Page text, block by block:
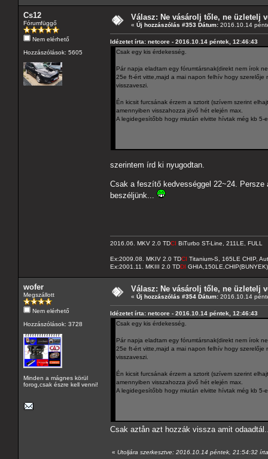
Cs12
Fórumfüggő
Nem elérhető
Hozzászólások: 5605
Válasz: Ne vásárolj tőle, ne üzletelj
« Új hozzászólás #353 Dátum: 2016.10.14
Idézetet írta: netcore - 2016.10.14 péntek, 12:46:43
Csak egy kis érdekesség.
Pár napja eladtam egy fórumtársnak(direkt nem írok
25e ft-ért vitte,majd a mai napon felhív hogy
visszaveszi.
Én kicsit furcsának érzem a sztorit (szívem szerint
amennyiben visszahozza jövő hét elején max.
A legidegesítőbb hogy miután elvitte hívtak még kb 5-
szerintem írd ki nyugodtan.
Csak a feszítő kedvességgel 22~24.
beszéljünk...
2016.06. MKV 2.0 TDCI BiTurbo ST-Line, 211LE, FULL
Ex:2009.08. MKIV 2.0 TDCI Titanium-S, 165LE CHIP,
Ex:2001.11. MKIII 2.0 TDDI
wofer
Megszállott
Nem elérhető
Hozzászólások: 3728
Minden a mágnes körül
forog,csak észre kell venni!
Válasz: Ne vásárolj tőle, ne üzletelj
« Új hozzászólás #354 Dátum: 2016.10.14
Idézetet írta: netcore - 2016.10.14 péntek, 12:46:43
Csak egy kis érdekesség.
Pár napja eladtam egy fórumtársnak(direkt nem írok
25e ft-ért vitte,majd a mai napon felhív hogy
visszaveszi.
Én kicsit furcsának érzem a sztorit (szívem szerint
amennyiben visszahozza jövő hét elején max.
A legidegesítőbb hogy miután elvitte hívtak még kb 5-
Csak aztån azt hozzák vissza amit
« Utoljára szerkesztve: 2016.10.14 péntek, 21:54:32